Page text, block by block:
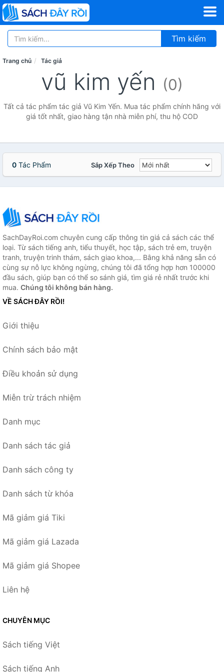
Tìm kiếm
Trang chủ Tác giả
vũ kim yến (0)
Tất cả tác phẩm tác giả Vũ Kim Yến. Mua tác phẩm chính hãng với
giá tốt nhất, giao hàng tận nhà miễn phí, thu hộ COD
0 Tác Phẩm Sắp Xếp Theo
SachDayRoi.com chuyên cung cấp thông tin giá cả sách các thể
loại. Từ sách tiếng anh, tiểu thuyết, học tập, sách trẻ em, truyện
tranh, truyện trinh thám, sách giao khoa,... Bằng khả năng sẵn có
cùng sự nỗ lực không ngừng, chúng tôi đã tổng hợp hơn 100000
đầu sách, giúp bạn có thể so sánh giá, tìm giá rẻ nhất trước khi
mua. Chúng tôi không bán hàng.
VỀ SÁCH ĐÂY RỒI!
Giới thiệu
Chính sách bảo mật
Điều khoản sử dụng
Miễn trừ trách nhiệm
Danh mục
Danh sách tác giả
Danh sách công ty
Danh sách từ khóa
Mã giảm giá Tiki
Mã giảm giá Lazada
Mã giảm giá Shopee
Liên hệ
CHUYÊN MỤC
Sách tiếng Việt
Sách tiếng Anh